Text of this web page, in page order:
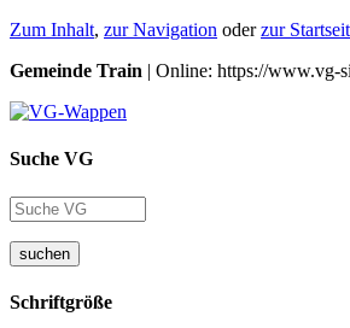
Zum Inhalt, zur Navigation oderzur
Gemeinde Train | Online: https://www.vg-
Suche VG
suchen
Schriftgröße